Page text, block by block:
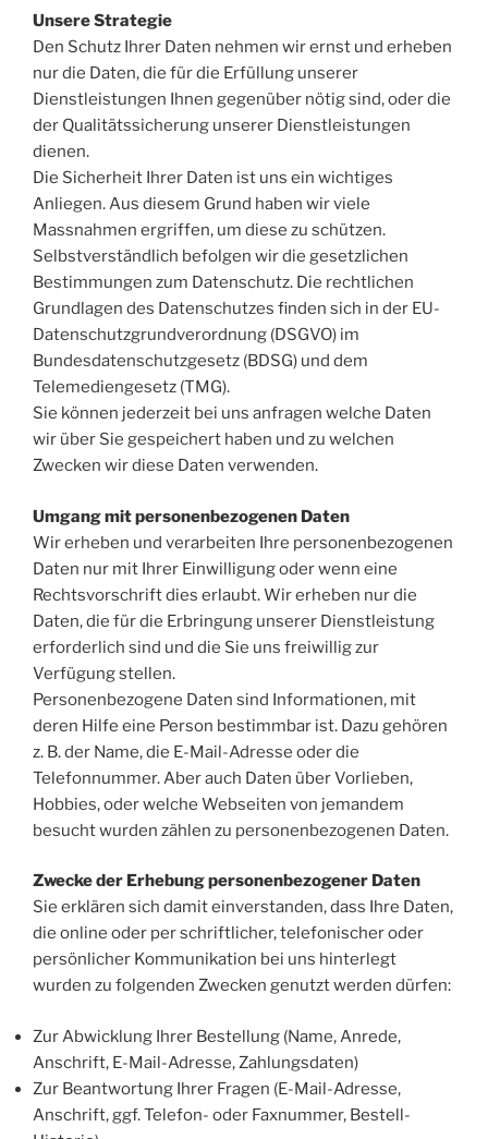
Unsere Strategie
Den Schutz Ihrer Daten nehmen wir ernst und erheben
nur die Daten, die für die Erfüllung unserer
Dienstleistungen Ihnen gegenüber nötig sind, oder die
der Qualitätssicherung unserer Dienstleistungen
dienen.
Die Sicherheit Ihrer Daten ist uns ein wichtiges
Anliegen. Aus diesem Grund haben wir viele
Massnahmen ergriffen, um diese zu schützen.
Selbstverständlich befolgen wir die gesetzlichen
Bestimmungen zum Datenschutz. Die rechtlichen
Grundlagen des Datenschutzes finden sich in der EU-
Datenschutzgrundverordnung (DSGVO) im
Bundesdatenschutzgesetz (BDSG) und dem
Telemediengesetz (TMG).
Sie können jederzeit bei uns anfragen welche Daten
wir über Sie gespeichert haben und zu welchen
Zwecken wir diese Daten verwenden.
Umgang mit personenbezogenen Daten
Wir erheben und verarbeiten Ihre personenbezogenen
Daten nur mit Ihrer Einwilligung oder wenn eine
Rechtsvorschrift dies erlaubt. Wir erheben nur die
Daten, die für die Erbringung unserer Dienstleistung
erforderlich sind und die Sie uns freiwillig zur
Verfügung stellen.
Personenbezogene Daten sind Informationen, mit
deren Hilfe eine Person bestimmbar ist. Dazu gehören
z. B. der Name, die E-Mail-Adresse oder die
Telefonnummer. Aber auch Daten über Vorlieben,
Hobbies, oder welche Webseiten von jemandem
besucht wurden zählen zu personenbezogenen Daten.
Zwecke der Erhebung personenbezogener Daten
Sie erklären sich damit einverstanden, dass Ihre Daten,
die online oder per schriftlicher, telefonischer oder
persönlicher Kommunikation bei uns hinterlegt
wurden zu folgenden Zwecken genutzt werden dürfen:
Zur Abwicklung Ihrer Bestellung (Name, Anrede,
Anschrift, E-Mail-Adresse, Zahlungsdaten)
Zur Beantwortung Ihrer Fragen (E-Mail-Adresse,
Anschrift, ggf. Telefon- oder Faxnummer, Bestell-